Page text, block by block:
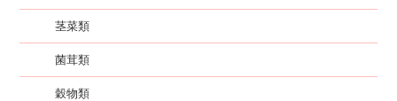
茎菜類
菌茸類
穀物類